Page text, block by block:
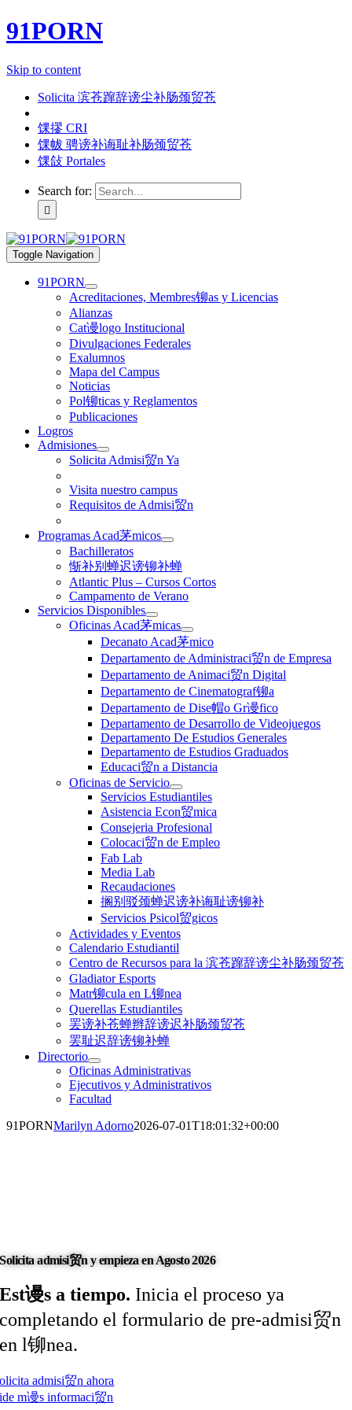
91PORN
Skip to content
Solicita 滨苍蹿辞谤尘补肠颈贸苍
馃摎 CRI
馃帗 骋谤补诲耻补肠颈贸苍
馃敆 Portales
Search for:
Toggle Navigation
91PORN
Acreditaciones, Membres铆as y Licencias
Alianzas
Cat谩logo Institucional
Divulgaciones Federales
Exalumnos
Mapa del Campus
Noticias
Pol铆ticas y Reglamentos
Publicaciones
Logros
Admisiones
Solicita Admisi贸n Ya
Visita nuestro campus
Requisitos de Admisi贸n
Programas Acad茅micos
Bachilleratos
惭补别蝉迟谤铆补蝉
Atlantic Plus – Cursos Cortos
Campamento de Verano
Servicios Disponibles
Oficinas Acad茅micas
Decanato Acad茅mico
Departamento de Administraci贸n de Empresa
Departamento de Animaci贸n Digital
Departamento de Cinematograf铆a
Departamento de Dise帽o Gr谩fico
Departamento de Desarrollo de Videojuegos
Departamento De Estudios Generales
Departamento de Estudios Graduados
Educaci贸n a Distancia
Oficinas de Servicio
Servicios Estudiantiles
Asistencia Econ贸mica
Consejeria Profesional
Colocaci贸n de Empleo
Fab Lab
Media Lab
Recaudaciones
搁别驳颈蝉迟谤补诲耻谤铆补
Servicios Psicol贸gicos
Actividades y Eventos
Calendario Estudiantil
Centro de Recursos para la 滨苍蹿辞谤尘补肠颈贸苍
Gladiator Esports
Matr铆cula en L铆nea
Querellas Estudiantiles
罢谤补苍蝉辫辞谤迟补肠颈贸苍
罢耻迟辞谤铆补蝉
Directorio
Oficinas Administrativas
Ejecutivos y Administrativos
Facultad
91PORNMarilyn Adorno2026-07-01T18:01:32+00:00
Solicita admisi贸n y empieza en Agosto 2026
Est谩s a tiempo. Inicia el proceso ya
completando el formulario de pre-admisi贸n
en l铆nea.
admisi贸n ahora
m谩s informaci贸n